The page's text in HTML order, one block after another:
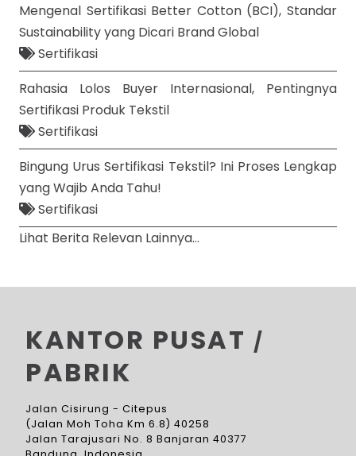
Mengenal Sertifikasi Better Cotton (BCI), Standar
Sustainability yang Dicari Brand Global
Sertifikasi
Rahasia Lolos Buyer Internasional, Pentingnya
Sertifikasi Produk Tekstil
Sertifikasi
Bingung Urus Sertifikasi Tekstil? Ini Proses Lengkap
yang Wajib Anda Tahu!
Sertifikasi
Lihat Berita Relevan Lainnya...
KANTOR PUSAT /
PABRIK
Jalan Cisirung - Citepus
(Jalan Moh Toha Km 6.8) 40258
Jalan Tarajusari No. 8 Banjaran 40377